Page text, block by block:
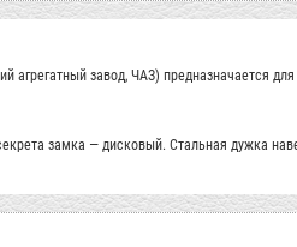
агрегатный завод, ЧАЗ) предназначается
замка — дисковый. Стальная дужка